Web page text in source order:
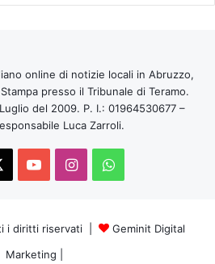
online di notizie locali in Abruzzo,
presso il Tribunale di Teramo.
del 2009. P. I.: 01964530677 –
Luca Zarroli.
You InstagramWhatsApp
i diritti riservati |
Geminit Digital
Marketing